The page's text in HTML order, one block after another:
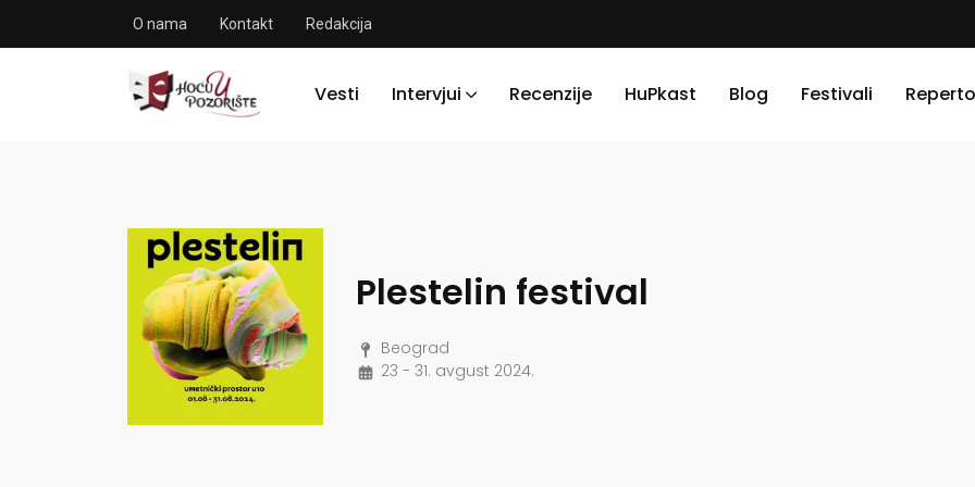
O nama Kontakt Redakcija
Vesti Intervjui Recenzije HuPkast Blog Festivali
Plestelin festival
Beograd
23 - 31. avgust 2024.